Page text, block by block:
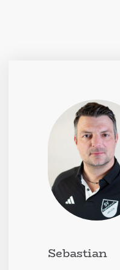
Sebastian